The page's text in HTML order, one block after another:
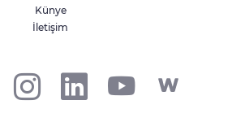
Künye
İletişim